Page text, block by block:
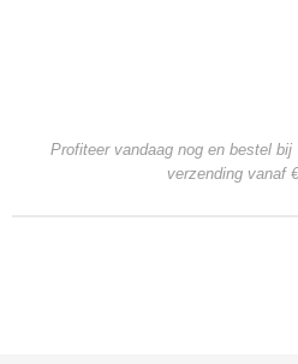
Profiteer vandaag nog en bestel
verzending vanaf